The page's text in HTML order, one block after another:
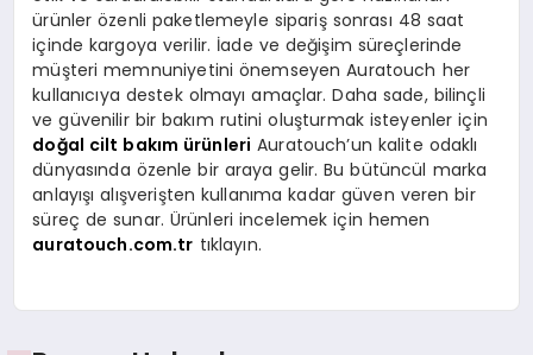
ürünler özenli paketlemeyle sipariş sonrası 48 saat
içinde kargoya verilir. İade ve değişim süreçlerinde
müşteri memnuniyetini önemseyen Auratouch her
kullanıcıya destek olmayı amaçlar. Daha sade, bilinçli
ve güvenilir bir bakım rutini oluşturmak isteyenler için
doğal cilt bakım ürünleri Auratouch’un kalite odaklı
dünyasında özenle bir araya gelir. Bu bütüncül marka
anlayışı alışverişten kullanıma kadar güven veren bir
süreç de sunar. Ürünleri incelemek için hemen
auratouch.com.tr tıklayın.